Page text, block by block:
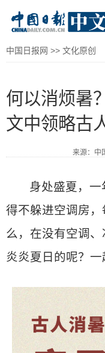
中国日报网 >> 文化原创
何以消烦暑
文中领略古
来源：中
身处盛夏，
得不躲进空调房
么，在没有空调
炎炎夏日的呢？一